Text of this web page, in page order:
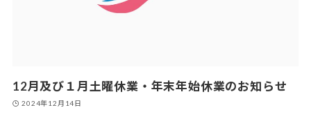
12月及び１月土曜休業・年末年始休業のお知らせ
2024年12月14日